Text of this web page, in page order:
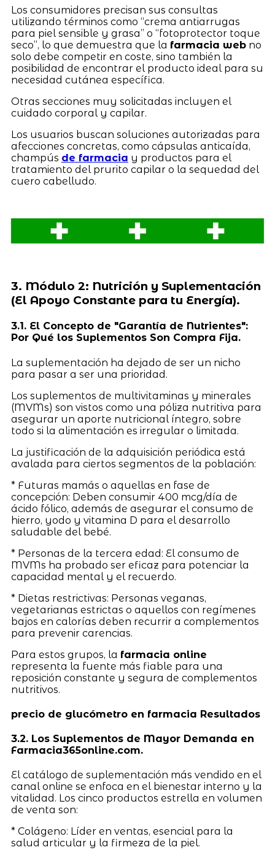
Los consumidores precisan sus consultas
utilizando términos como “crema antiarrugas
para piel sensible y grasa” o “fotoprotector toque
seco”, lo que demuestra que la farmacia webno
solo debe competir en coste, sino también la
posibilidad de encontrar el producto ideal para su
necesidad cutánea específica.
Otras secciones muy solicitadas incluyen el
cuidado corporal y capilar.
Los usuarios buscan soluciones autorizadas para
afecciones concretas, como cápsulas anticaída,
champús de farmacia y productos para el
tratamiento del prurito capilar o la sequedad del
cuero cabelludo.
3. Módulo 2: Nutrición y Suplementación
(El Apoyo Constante para tu Energía).
3.1. El Concepto de "Garantía de Nutrientes":
Por Qué los Suplementos Son Compra Fija.
La suplementación ha dejado de ser un nicho
para pasar a ser una prioridad.
Los suplementos de multivitaminas y minerales
(MVMs) son vistos como una póliza nutritiva para
asegurar un aporte nutricional íntegro, sobre
todo si la alimentación es irregular o limitada.
La justificación de la adquisición periódica está
avalada para ciertos segmentos de la población:
* Futuras mamás o aquellas en fase de
concepción: Deben consumir 400 mcg/día de
ácido fólico, además de asegurar el consumo de
hierro, yodo y vitamina D para el desarrollo
saludable del bebé.
* Personas de la tercera edad: El consumo de
MVMs ha probado ser eficaz para potenciar la
capacidad mental y el recuerdo.
* Dietas restrictivas: Personas veganas,
vegetarianas estrictas o aquellos con regímenes
bajos en calorías deben recurrir a complementos
para prevenir carencias.
Para estos grupos, la farmacia online
representa la fuente más fiable para una
reposición constante y segura de complementos
nutritivos.
precio de glucómetro en farmacia Resultados
3.2. Los Suplementos de Mayor Demanda en
Farmacia365online.com.
El catálogo de suplementación más vendido en el
canal online se enfoca en el bienestar interno y la
vitalidad. Los cinco productos estrella en volumen
de venta son:
* Colágeno: Líder en ventas, esencial para la
salud articular y la firmeza de la piel.